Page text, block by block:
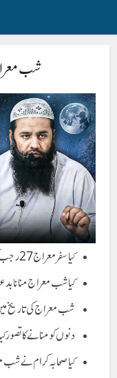
شب
کیا سفر معراج 27 رجب کو ہوا؟
کیا شب معراج منانا
شب معراج کی تاریخ
دنوں کو منانے کا تصور
کیا صحابہ کرام نے